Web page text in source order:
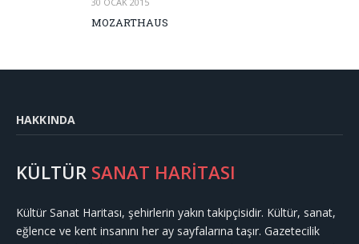
MOZARTHAUS
HAKKINDA
KÜLTÜR SANAT HARİTASI
Kültür Sanat Haritası, şehirlerin yakın takipçisidir. Kültür, sanat,
eğlence ve kent insanını her ay sayfalarına taşır. Gazetecilik